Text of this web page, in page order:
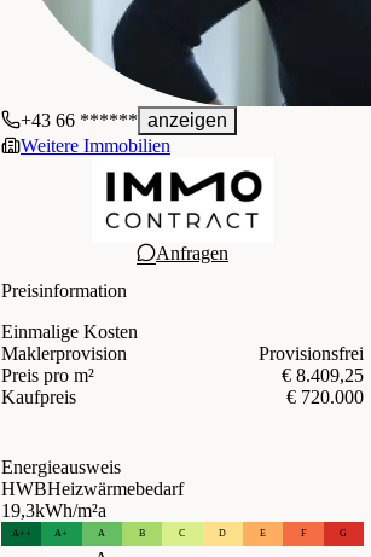
Energieausweis
HWBHeizwärmebedarf
19,3kWh/m²a
A++ A+ A B C D E F G
Preisinformation
Einmalige Kosten
Maklerprovision
Provisionsfrei
Preis pro m²
€ 8.409,25
Kaufpreis
€ 720.000
+43 66 ****** anzeigen
Weitere Immobilien
Anfragen